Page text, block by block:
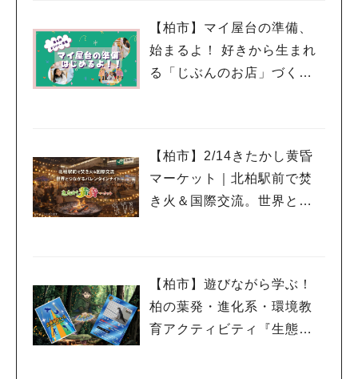
【柏市】マイ屋台の準備、
始まるよ！ 好きから生まれ
る「じぶんのお店」づく
【柏市】2/14きたかし黄昏
マーケット｜北柏駅前で焚
き火＆国際交流。世界とつ
【柏市】遊びながら学ぶ！
柏の葉発・進化系・環境教
育アクティビティ『生態系